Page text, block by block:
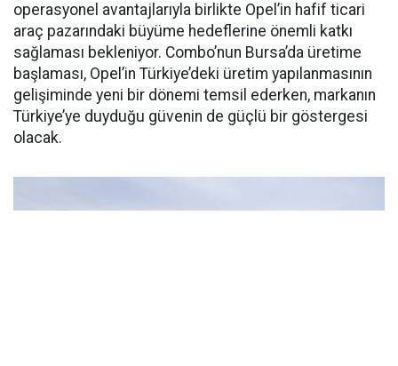
operasyonel avantajlarıyla birlikte Opel’in hafif ticari
araç pazarındaki büyüme hedeflerine önemli katkı
sağlaması bekleniyor. Combo’nun Bursa’da üretime
başlaması, Opel’in Türkiye’deki üretim yapılanmasının
gelişiminde yeni bir dönemi temsil ederken, markanın
Türkiye’ye duyduğu güvenin de güçlü bir göstergesi
olacak.